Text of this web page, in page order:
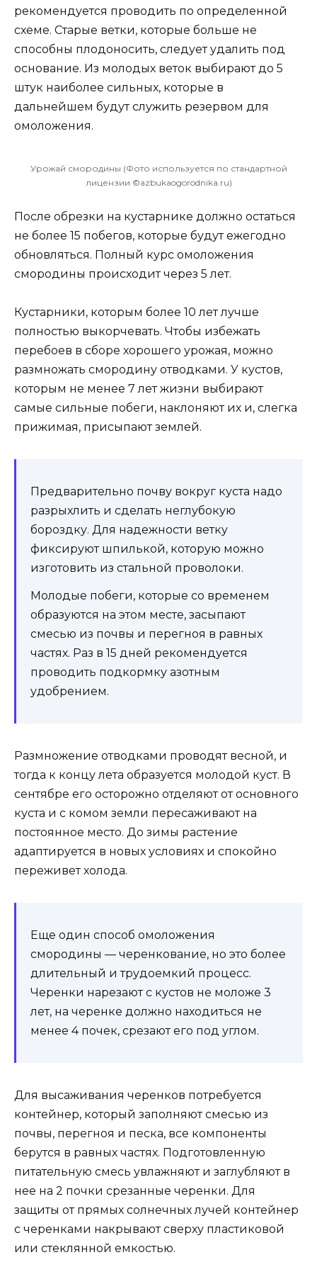
рекомендуется проводить по определенной
схеме. Старые ветки, которые больше не
способны плодоносить, следует удалить под
основание. Из молодых веток выбирают до 5
штук наиболее сильных, которые в
дальнейшем будут служить резервом для
омоложения.
Урожай смородины (Фото используется по стандартной
лицензии ©azbukaogorodnika.ru)
После обрезки на кустарнике должно остаться
не более 15 побегов, которые будут ежегодно
обновляться. Полный курс омоложения
смородины происходит через 5 лет.
Кустарники, которым более 10 лет лучше
полностью выкорчевать. Чтобы избежать
перебоев в сборе хорошего урожая, можно
размножать смородину отводками. У кустов,
которым не менее 7 лет жизни выбирают
самые сильные побеги, наклоняют их и, слегка
прижимая, присыпают землей.
Предварительно почву вокруг куста надо
разрыхлить и сделать неглубокую
бороздку. Для надежности ветку
фиксируют шпилькой, которую можно
изготовить из стальной проволоки.
Молодые побеги, которые со временем
образуются на этом месте, засыпают
смесью из почвы и перегноя в равных
частях. Раз в 15 дней рекомендуется
проводить подкормку азотным
удобрением.
Размножение отводками проводят весной, и
тогда к концу лета образуется молодой куст. В
сентябре его осторожно отделяют от основного
куста и с комом земли пересаживают на
постоянное место. До зимы растение
адаптируется в новых условиях и спокойно
переживет холода.
Еще один способ омоложения
смородины — черенкование, но это более
длительный и трудоемкий процесс.
Черенки нарезают с кустов не моложе 3
лет, на черенке должно находиться не
менее 4 почек, срезают его под углом.
Для высаживания черенков потребуется
контейнер, который заполняют смесью из
почвы, перегноя и песка, все компоненты
берутся в равных частях. Подготовленную
питательную смесь увлажняют и заглубляют в
нее на 2 почки срезанные черенки. Для
защиты от прямых солнечных лучей контейнер
с черенками накрывают сверху пластиковой
или стеклянной емкостью.